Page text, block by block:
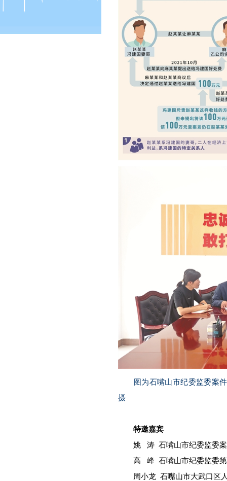
图为石嘴山市纪委监委案
摄
特邀嘉宾
姚 涛 石嘴山市纪委监委案
高 峰 石嘴山市纪委监委第
周小龙 石嘴山市大武口区人